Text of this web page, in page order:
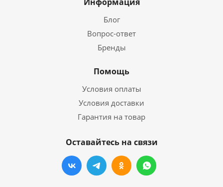
Блог
Вопрос-ответ
Бренды
Помощь
Условия оплаты
Условия доставки
Гарантия на товар
Оставайтесь на связи